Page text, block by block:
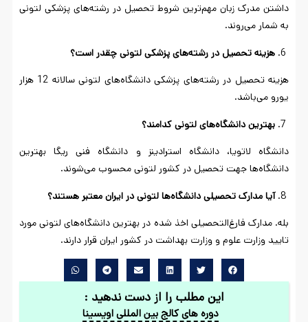
داشتن مدرک زبان مهم‌ترین شروط تحصیل در رشته‌های پزشکی لتونی
به شمار می‌روند.
هزینه تحصیل در رشته‌های پزشکی لتونی چقدر است؟
هزینه تحصیل در رشته‌های پزشکی دانشگاه‌های لتونی سالانه 12 هزار
یورو می‌باشد.
بهترین دانشگاه‌های لتونی کدامند؟
دانشگاه لاتویا، دانشگاه استرادینز و دانشگاه فنی ریگا بهترین
دانشگاه‌ها جهت تحصیل در کشور لتونی محسوب می‌شوند.
آیا مدارک تحصیلی دانشگاه‌ها لتونی در ایران معتبر هستند؟
بله. مدارک فارغ‌التحصیلی اخذ شده در بهترین دانشگاه‌های لتونی مورد
تایید وزارت علوم و وزارت بهداشت در کشور ایران قرار دارند.
این مطلب را از دست ندهید :
دوره های کالج بین المللی اویسینا